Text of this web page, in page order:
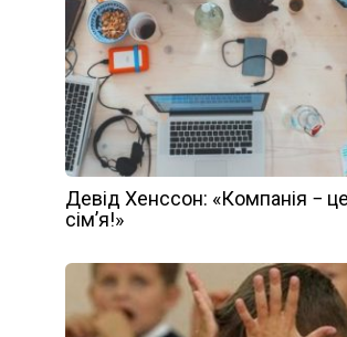
Девід Хенссон: «Компанія −
сім’я!»